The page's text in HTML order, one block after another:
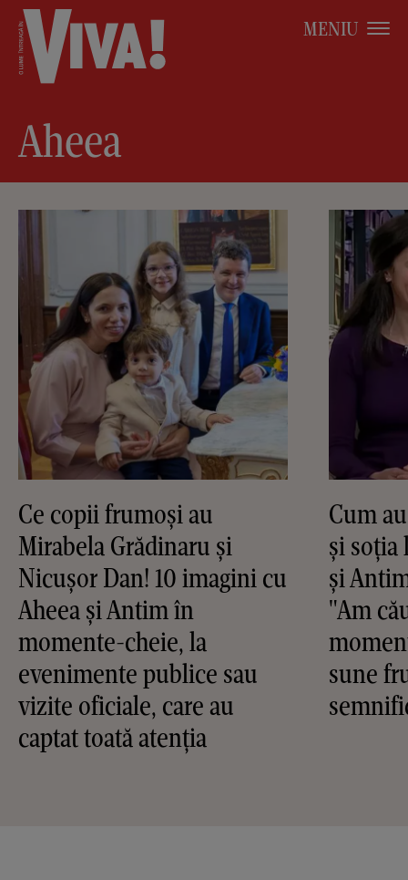
MENIU
Aheea
Ce copii frumoși au
Mirabela Grădinaru și
Nicușor Dan! 10 imagini cu
Aheea și Antim în
momente-cheie, la
evenimente publice sau
vizite oficiale, care au
captat toată atenția
Cum
și soția
și
"Am
sune